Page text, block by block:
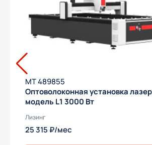
МТ 489855
Оптоволоконная установка
модель L1 3000 Вт
Лизинг
25 315 ₽/мес